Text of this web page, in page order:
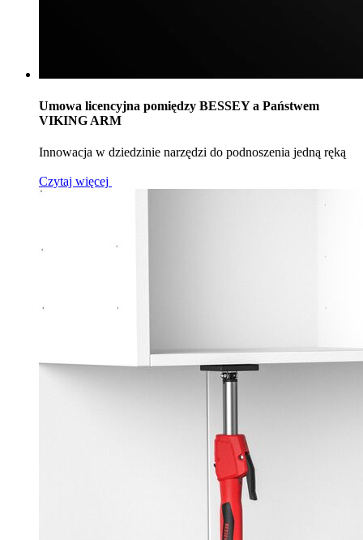
Umowa licencyjna pomiędzy BESSEY a Państwem
VIKING ARM
Innowacja w dziedzinie narzędzi do podnoszenia jedną ręką
Czytaj więcej